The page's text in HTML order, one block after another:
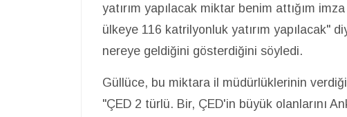
yatırım yapılacak miktar benim attığım
ülkeye 116 katrilyonluk yatırım yapılacak"
nereye geldiğini gösterdiğini söyledi.
Güllüce, bu miktara il müdürlüklerinin
"ÇED 2 türlü. Bir, ÇED'in büyük olanlarını